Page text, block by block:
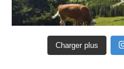
Charger plus